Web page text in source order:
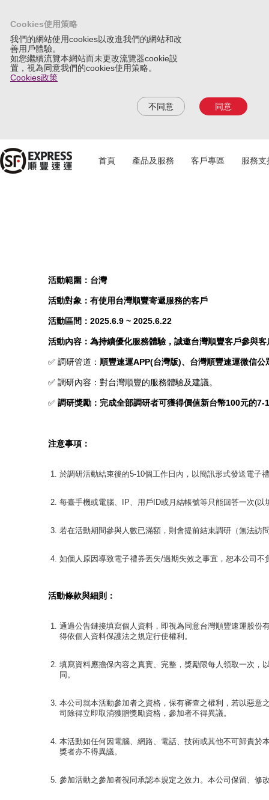
Cookies使用策略
我們的網站使用cookies以改進我們的網站和改
善用戶體驗。
如您繼續流覽本網站而未更改流覽器cookie設
置，視為同意我們的cookies使用策略。
Cookies政策
不同意 同意
首頁 產品及服務 客戶專區 服務支
活動範圍：台灣
活動對象：有使用台灣順豐寄遞服務的客戶
活動區間： 2025.6.9 ~ 2025.6.22
活動內容：為持續優化服務體驗，誠邀台灣順豐客戶參與客
✅ 調研管道： 順豐速運APP(台灣版)、 台灣順豐速運微信公
✅ 調研內容：對台灣順豐的服務體驗及建議。
✅ 調研獎勵：完成全部調研者可獲得價值新台幣100元的7-
注意事項：
於調研活動結束後的5-10個工作日內，以簡訊形式發送電子
每臺手機或電腦、IP、用戶ID或月結帳號等只能回答一次(
若在活動期間參與人數已滿額，則會提前結束調研（無法訪
如個人原因導致電子禮券丟失/過期失效之事宜，恕本公司不
活動條款與細則：
通過公告鏈接填寫個人資料，即視為同意台灣順豐速運股份
得依個人資料保護法之規定行使權利。
填寫資料應擔保內容之真實、完整，獎勵限每人領取一次，
同。
本公司就本活動參加者之資格，保有審查之權利，若以惡意
司除得立即取消獲贈獎勵資格，參加者不得異議。
本活動如任何因電腦、網路、電話、技術或其他不可歸責於
獎者亦不得異議。
參加活動之參加者視同承認本規定之效力。本公司保留、修